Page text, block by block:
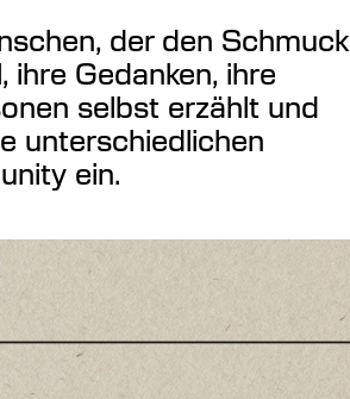
der den Schmuck
Gedanken, ihre
selbst erzählt und
unterschiedlichen
ein.